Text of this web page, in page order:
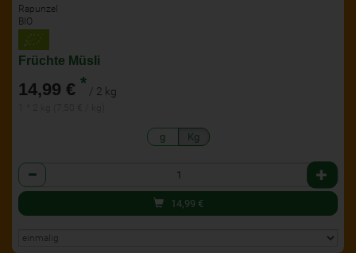
Rapunzel
BIO
Früchte Müsli
14,99 € * / 2 kg
g Kg
Anzahl
14,99 €